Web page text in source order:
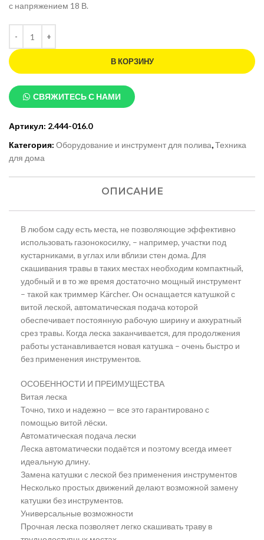
с напряжением 18 В.
В КОРЗИНУ
СВЯЖИТЕСЬ С НАМИ
Артикул: 2.444-016.0
Категория: Оборудование и инструмент для полива,Техника
для дома
ОПИСАНИЕ
В любом саду есть места, не позволяющие эффективно
использовать газонокосилку, – например, участки под
кустарниками, в углах или вблизи стен дома. Для
скашивания травы в таких местах необходим компактный,
удобный и в то же время достаточно мощный инструмент
– такой как триммер Kärcher. Он оснащается катушкой с
витой леской, автоматическая подача которой
обеспечивает постоянную рабочую ширину и аккуратный
срез травы. Когда леска заканчивается, для продолжения
работы устанавливается новая катушка – очень быстро и
без применения инструментов.
ОСОБЕННОСТИ И ПРЕИМУЩЕСТВА
Витая леска
Точно, тихо и надежно — все это гарантировано с
помощью витой лёски.
Автоматическая подача лески
Леска автоматически подаётся и поэтому всегда имеет
идеальную длину.
Замена катушки с леской без применения инструментов
Несколько простых движений делают возможной замену
катушки без инструментов.
Универсальные возможности
Прочная леска позволяет легко скашивать траву в